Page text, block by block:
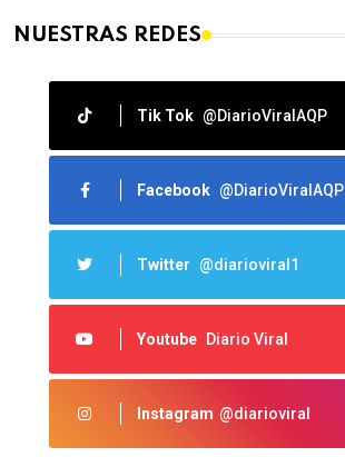
NUESTRAS REDES
Tik Tok @DiarioViralAQP
Facebook @DiarioViralAQP
Twitter @diarioviral1
Youtube Diario Viral
Instagram @diarioviral